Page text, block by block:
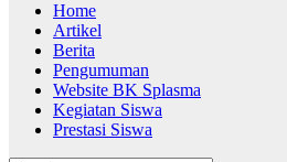
Home
Artikel
Berita
Pengumuman
Website BK Splasma
Kegiatan Siswa
Prestasi Siswa